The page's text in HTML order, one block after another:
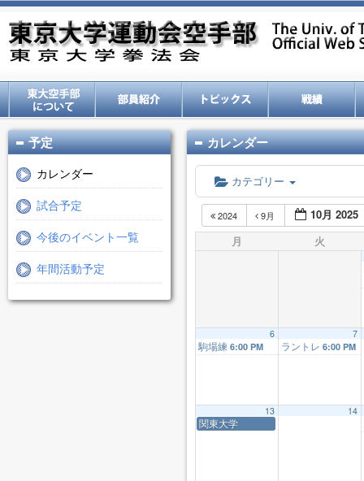
予定
カレンダー
試合予定
今後のイベント一覧
年間活動予定
カレンダー
カテゴリー
2024 9月
10月 2025
月
火
6
駒場練 6:00 PM
7
ラントレ 6:00 PM
13
関東大学
14